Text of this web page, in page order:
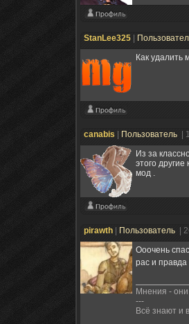
StanLee325
Как удалить
canabis Пользователь
|
Из за
этого
мод .
pirawth Пользователь
|
Ооочень
рас и
Мнения - они
---
Всё знают и